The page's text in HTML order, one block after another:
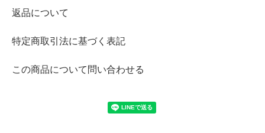
返品について
特定商取引法に基づく表記
この商品について問い合わせる